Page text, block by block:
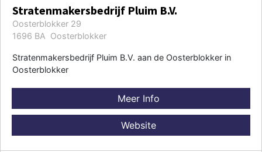
Stratenmakersbedrijf Pluim B.V.
Oosterblokker 29
1696 BA Oosterblokker
Stratenmakersbedrijf Pluim B.V. aan de Oosterblokker in
Oosterblokker
Meer Info
Website